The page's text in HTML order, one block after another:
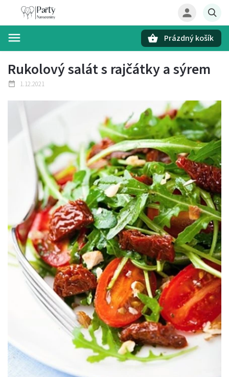
Prázdný košík
Rukolový salát s rajčátky a sýrem
1.12.2021